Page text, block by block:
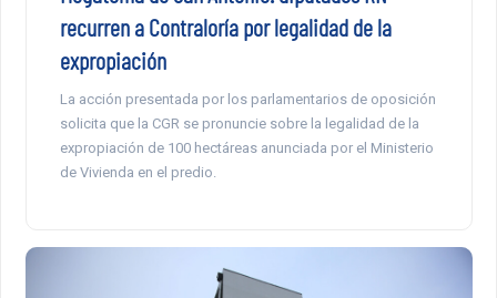
recurren a Contraloría por legalidad de la
expropiación
La acción presentada por los parlamentarios de oposición
solicita que la CGR se pronuncie sobre la legalidad de la
expropiación de 100 hectáreas anunciada por el Ministerio
de Vivienda en el predio.